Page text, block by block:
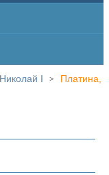
Николай I >
Платина,